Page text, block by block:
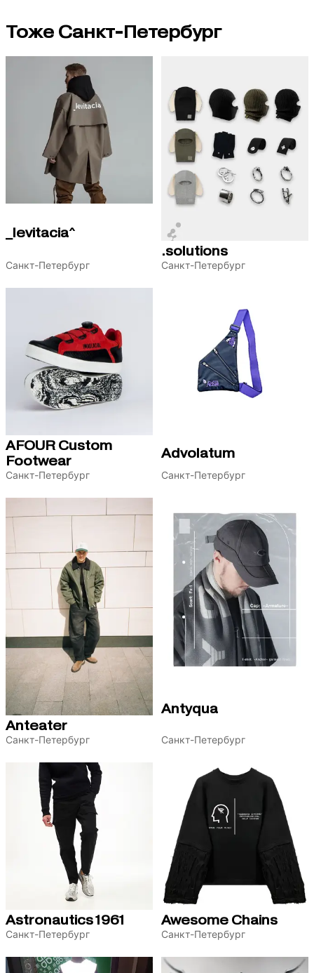
Тоже Санкт-Петербург
_levitacia^
Санкт-Петербург
.solutions
Санкт-Петербург
AFOUR Custom
Footwear
Санкт-Петербург
Advolatum
Санкт-Петербург
Anteater
Санкт-Петербург
Antyqua
Санкт-Петербург
Astronautics1961
Санкт-Петербург
Awesome Chains
Санкт-Петербург